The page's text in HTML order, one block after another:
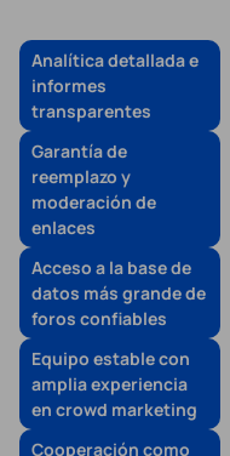
Analítica detallada e
informes
transparentes
Garantía de
reemplazo y
moderación de
enlaces
Acceso a la base de
datos más grande de
foros confiables
Equipo estable con
amplia experiencia
en crowd marketing
Cooperación como